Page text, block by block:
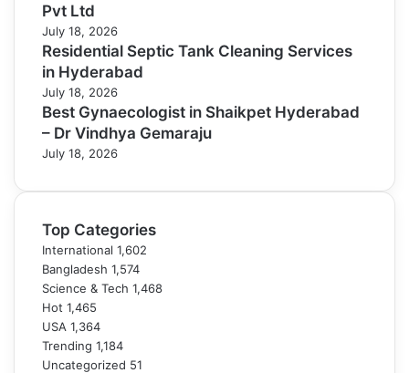
Pvt Ltd
July 18, 2026
Residential Septic Tank Cleaning Services
in Hyderabad
July 18, 2026
Best Gynaecologist in Shaikpet Hyderabad
– Dr Vindhya Gemaraju
July 18, 2026
Top Categories
International 1,602
Bangladesh 1,574
Science & Tech 1,468
Hot 1,465
USA 1,364
Trending 1,184
Uncategorized 51